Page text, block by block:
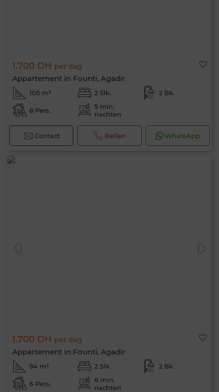
1.700 DH per dag
Appartement in Founti, Agadir
105 m² 2 Slk. 2 Bk.
8 Pers.
5 min.
nachten
Contact Bellen WhatsApp
1.700 DH per dag
Appartement in Founti, Agadir
94 m² 2 Slk. 2 Bk.
6 Pers.
6 min.
nachten